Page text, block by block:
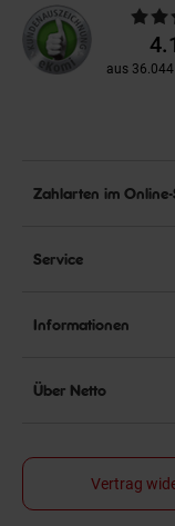
aus
Zahlarten im
Service
Informationen
Über Netto
Vertrag